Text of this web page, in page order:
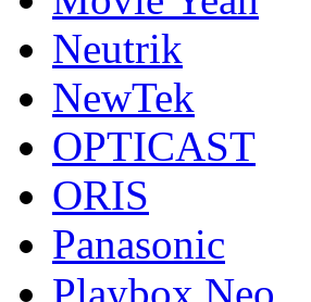
Neutrik
NewTek
OPTICAST
ORIS
Panasonic